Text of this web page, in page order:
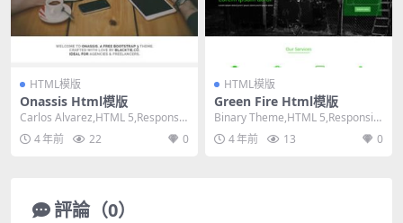
HTML模版
Onassis Html模版
Carlos Alvarez,HTML 5,Responsiv
e, 4 Colu...
4 年前 22 0
HTML模版
Green Fire Html模版
Binary Theme,HTML 5,Responsiv
e, 4 Column...
4 年前 13 0
評論（0）